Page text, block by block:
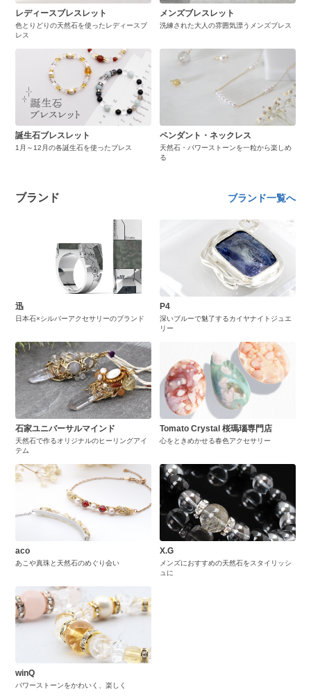
レディースブレスレット
色とりどりの天然石を使ったレディースブ
レス
メンズブレスレット
洗練された大人の雰囲気漂うメンズブレス
誕生石ブレスレット
1月～12月の各誕生石を使ったブレス
ペンダント・ネックレス
天然石・パワーストーンを一粒から楽しめ
る
ブランド ブランド一覧へ
迅
日本石×シルバーアクセサリーのブランド
P4
深いブルーで魅了するカイヤナイトジュエ
リー
石家ユニバーサルマインド
天然石で作るオリジナルのヒーリングアイ
テム
Tomato Crystal 桜瑪瑙専門店
心をときめかせる春色アクセサリー
aco
あこや真珠と天然石のめぐり会い
X.G
メンズにおすすめの天然石をスタイリッシ
ュに
winQ
パワーストーンをかわいく、楽しく